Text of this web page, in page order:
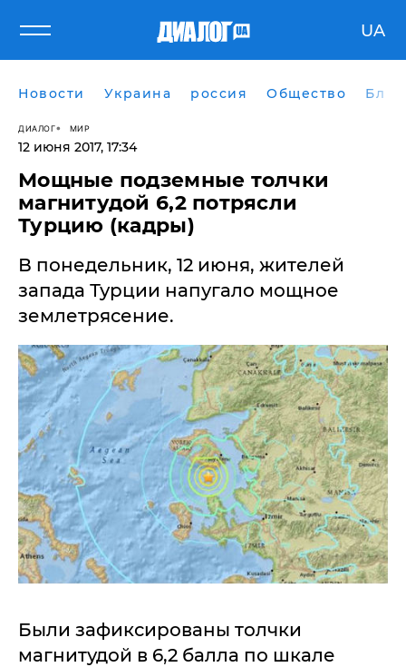
UA
Новости Украина россия Общество
ДИАЛОГ МИР
12 июня 2017, 17:34
​Мощные подземные толчки
магнитудой 6,2 потрясли
Турцию (кадры)
В понедельник, 12 июня, жителей
запада Турции напугало мощное
землетрясение.
Были зафиксированы толчки
магнитудой в 6,2 балла по шкале